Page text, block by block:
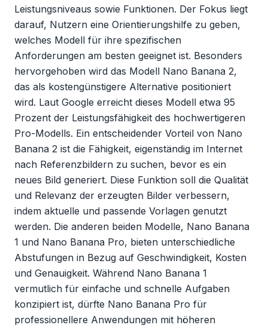
Leistungsniveaus sowie Funktionen. Der Fokus liegt
darauf, Nutzern eine Orientierungshilfe zu geben,
welches Modell für ihre spezifischen
Anforderungen am besten geeignet ist. Besonders
hervorgehoben wird das Modell Nano Banana 2,
das als kostengünstigere Alternative positioniert
wird. Laut Google erreicht dieses Modell etwa 95
Prozent der Leistungsfähigkeit des hochwertigeren
Pro-Modells. Ein entscheidender Vorteil von Nano
Banana 2 ist die Fähigkeit, eigenständig im Internet
nach Referenzbildern zu suchen, bevor es ein
neues Bild generiert. Diese Funktion soll die Qualität
und Relevanz der erzeugten Bilder verbessern,
indem aktuelle und passende Vorlagen genutzt
werden. Die anderen beiden Modelle, Nano Banana
1 und Nano Banana Pro, bieten unterschiedliche
Abstufungen in Bezug auf Geschwindigkeit, Kosten
und Genauigkeit. Während Nano Banana 1
vermutlich für einfache und schnelle Aufgaben
konzipiert ist, dürfte Nano Banana Pro für
professionellere Anwendungen mit höheren